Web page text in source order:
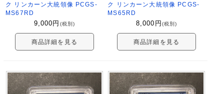
ク リンカーン大統領像 PCGS-
MS67RD
9,000 円 (税別)
商品詳細を見る
ク リンカーン大統領像 PCGS-
MS65RD
8,000 円 (税別)
商品詳細を見る